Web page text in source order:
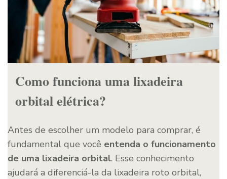
Como funciona uma lixadeira
orbital elétrica?
Antes de escolher um modelo para comprar, é
fundamental que você entenda o funcionamento
de uma lixadeira orbital. Esse conhecimento
ajudará a diferenciá-la da lixadeira roto orbital,